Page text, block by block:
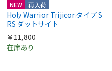
NEW 再入荷
Holy Warrior Trijiconタイプ S
RS ダットサイト
￥11,800
在庫あり